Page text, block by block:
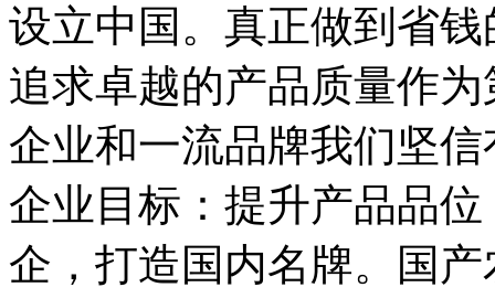
设立中国。真正做到省
追求卓越的产品质量作
企业和一流品牌我们坚
企业目标：提升产品品
企，打造国内名牌。国